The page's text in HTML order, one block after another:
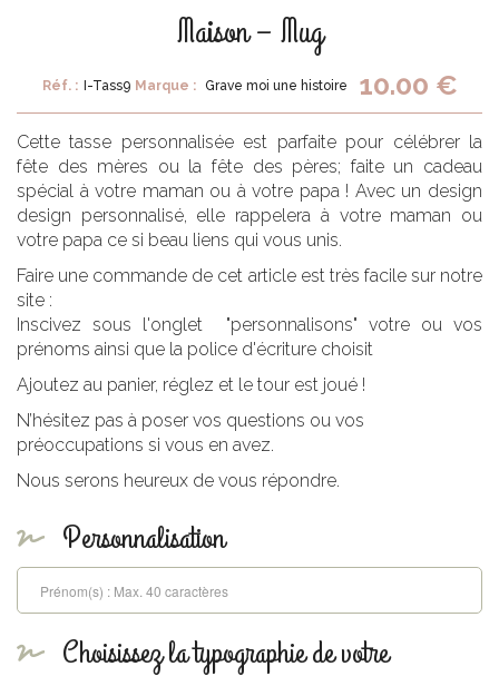
Maison – Mug
Réf. : I-Tass9 Marque : Grave moi une histoire 10.00 €
Cette tasse personnalisée est parfaite pour célébrer la
fête des mères ou la fête des pères; faite un cadeau
spécial à votre maman ou à votre papa ! Avec un design
design personnalisé, elle rappelera à votre maman ou
votre papa ce si beau liens qui vous unis.
Faire une commande de cet article est très facile sur notre
site :
Inscivez sous l'onglet "personnalisons" votre ou vos
prénoms ainsi que la police d'écriture choisit
Ajoutez au panier, réglez et le tour est joué !
N’hésitez pas à poser vos questions ou vos
préoccupations si vous en avez.
Nous serons heureux de vous répondre.
Personnalisation
Choisissez la typographie de votre